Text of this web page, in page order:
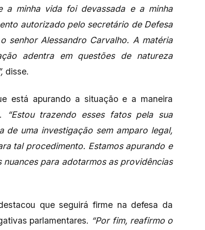
a minha vida foi devassada e a minha
autorizado pelo secretário de Defesa
senhor Alessandro Carvalho. A matéria
adentra em questões de natureza
disse.
está apurando a situação e a maneira
“Estou trazendo esses fatos pela sua
de uma investigação sem amparo legal,
tal procedimento. Estamos apurando e
para adotarmos as providências
que seguirá firme na defesa da
parlamentares. “Por fim, reafirmo o